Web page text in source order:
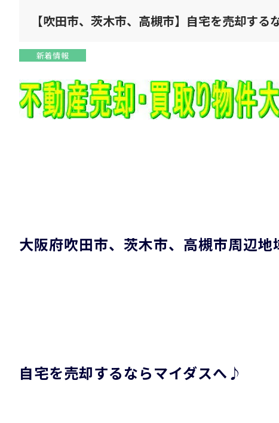
【吹田市、茨木市、高槻市】自宅を売却する
新着情報
大阪府吹田市、茨木市、高槻市周辺地
自宅を売却するならマイダスへ♪